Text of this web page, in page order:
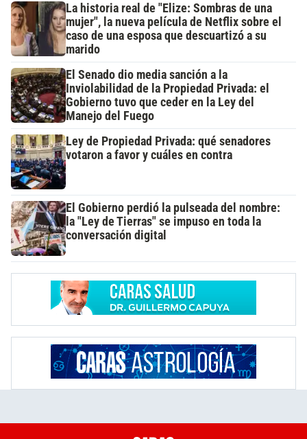
La historia real de "Elize: Sombras de una
mujer", la nueva película de Netflix sobre el
caso de una esposa que descuartizó a su
marido
El Senado dio media sanción a la
Inviolabilidad de la Propiedad Privada: el
Gobierno tuvo que ceder en la Ley del
Manejo del Fuego
Ley de Propiedad Privada: qué senadores
votaron a favor y cuáles en contra
El Gobierno perdió la pulseada del nombre:
la "Ley de Tierras" se impuso en toda la
conversación digital